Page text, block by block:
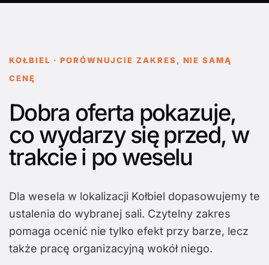
KOŁBIEL · PORÓWNUJCIE ZAKRES, NIE SAMĄ
CENĘ
Dobra oferta pokazuje,
co wydarzy się przed, w
trakcie i po weselu
Dla wesela w lokalizacji Kołbiel dopasowujemy te
ustalenia do wybranej sali. Czytelny zakres
pomaga ocenić nie tylko efekt przy barze, lecz
także pracę organizacyjną wokół niego.